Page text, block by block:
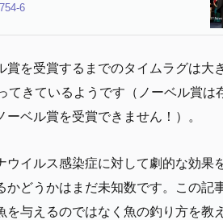
6
を受賞するまでのタイムラグは大
てきているようです（ノーベル賞は
ベル賞を受賞できません！）。
ウイルス感染症に対して劇的な効果
どうかはまだ未知数です。この記
与えるのではなく魚の釣り方を教